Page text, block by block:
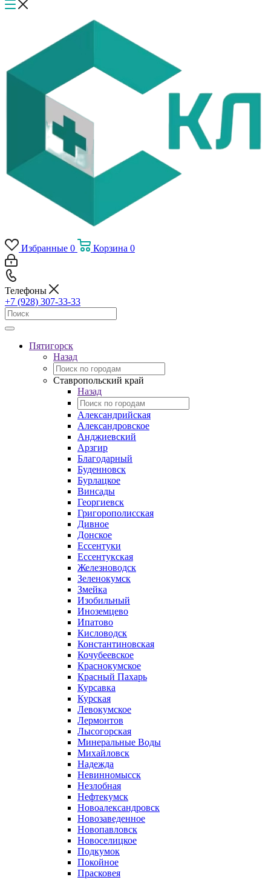
Избранные 0 Корзина 0
Телефоны
+7 (928) 307-33-33
Пятигорск
Назад
Ставропольский край
Назад
Александрийская
Александровское
Анджиевский
Арзгир
Благодарный
Буденновск
Бурлацкое
Винсады
Георгиевск
Григорополисская
Дивное
Донское
Ессентуки
Ессентукская
Железноводск
Зеленокумск
Змейка
Изобильный
Иноземцево
Ипатово
Кисловодск
Константиновская
Кочубеевское
Краснокумское
Красный Пахарь
Курсавка
Курская
Левокумское
Лермонтов
Лысогорская
Минеральные Воды
Михайловск
Надежда
Невинномысск
Незлобная
Нефтекумск
Новоалександровск
Новозаведенное
Новопавловск
Новоселицкое
Подкумок
Покойное
Прасковея